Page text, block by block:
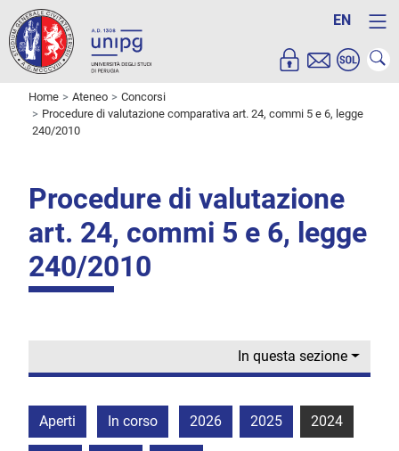
EN
Home Ateneo
Concorsi
Procedure di valutazione comparativa art. 24, commi 5 e 6, legge
240/2010
Procedure di valutazione
art. 24, commi 5 e 6, legge
240/2010
In questa sezione
Aperti In corso 2026 2025 2024